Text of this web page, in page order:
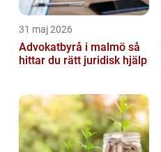
31 maj 2026
Advokatbyrå i malmö så
hittar du rätt juridisk hjälp